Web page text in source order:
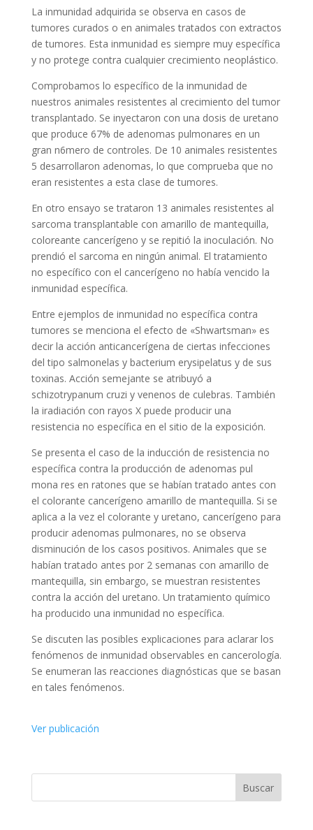
La inmunidad adquirida se observa en casos de
tumores curados o en animales tratados con extractos
de tumores. Esta inmunidad es siempre muy específica
y no protege contra cualquier crecimiento neoplástico.
Comprobamos lo específico de la inmunidad de
nuestros animales resistentes al crecimiento del tumor
transplantado. Se inyectaron con una dosis de uretano
que produce 67% de adenomas pulmonares en un
gran n6mero de controles. De 10 animales resistentes
5 desarrollaron adenomas, lo que comprueba que no
eran resistentes a esta clase de tumores.
En otro ensayo se trataron 13 animales resistentes al
sarcoma transplantable con amarillo de mantequilla,
coloreante cancerígeno y se repitió la inoculación. No
prendió el sarcoma en ningún animal. El tratamiento
no específico con el cancerígeno no había vencido la
inmunidad específica.
Entre ejemplos de inmunidad no específica contra
tumores se menciona el efecto de «Shwartsman» es
decir la acción anticancerígena de ciertas infecciones
del tipo salmonelas y bacterium erysipelatus y de sus
toxinas. Acción semejante se atribuyó a
schizotrypanum cruzi y venenos de culebras. También
la iradiación con rayos X puede producir una
resistencia no específica en el sitio de la exposición.
Se presenta el caso de la inducción de resistencia no
específica contra la producción de adenomas pul
mona res en ratones que se habían tratado antes con
el colorante cancerígeno amarillo de mantequilla. Si se
aplica a la vez el colorante y uretano, cancerígeno para
producir adenomas pulmonares, no se observa
disminución de los casos positivos. Animales que se
habían tratado antes por 2 semanas con amarillo de
mantequilla, sin embargo, se muestran resistentes
contra la acción del uretano. Un tratamiento químico
ha producido una inmunidad no específica.
Se discuten las posibles explicaciones para aclarar los
fenómenos de inmunidad observables en cancerología.
Se enumeran las reacciones diagnósticas que se basan
en tales fenómenos.
Ver publicación